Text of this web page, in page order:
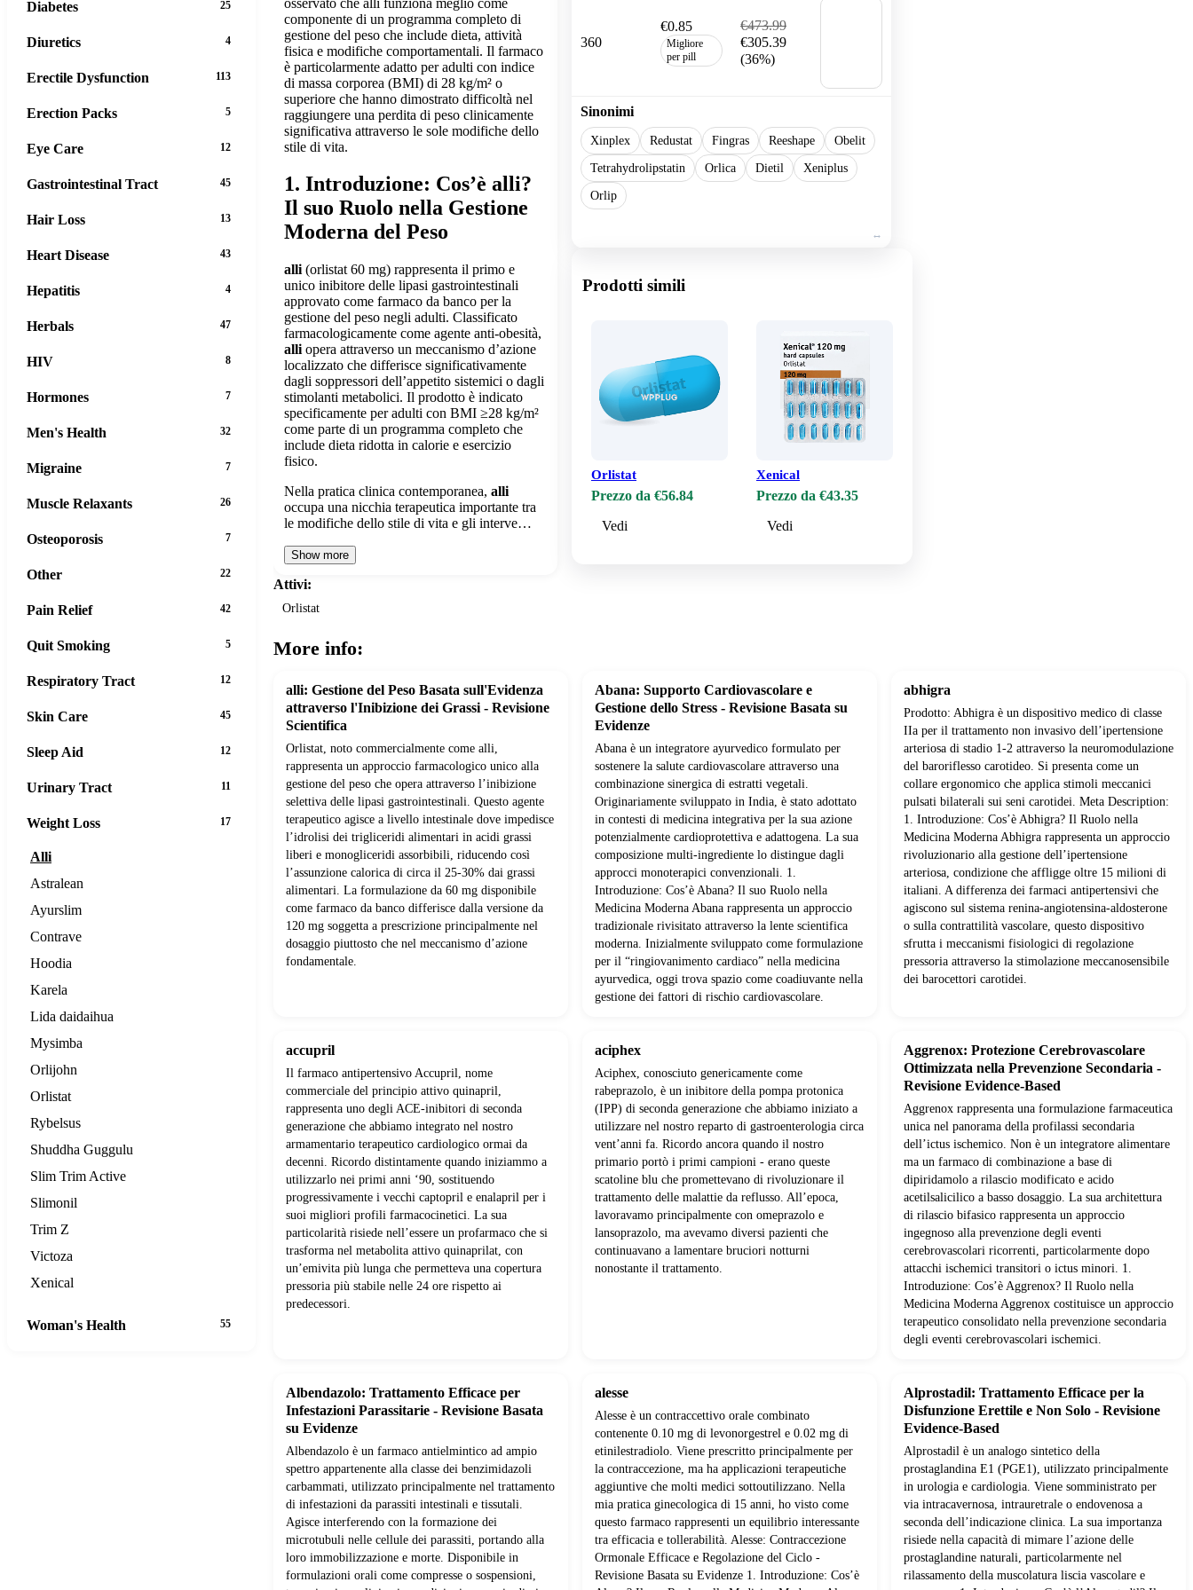
componente di un programma completo di
gestione del peso che include dieta, attività
fisica e modifiche comportamentali. Il farmaco
è particolarmente adatto per adulti con indice
di massa corporea (BMI) di 28 kg/m² o
superiore che hanno dimostrato difficoltà nel
raggiungere una perdita di peso clinicamente
significativa attraverso le sole modifiche dello
stile di vita.
1. Introduzione: Cos’è alli?
Il suo Ruolo nella Gestione
Moderna del Peso
alli (orlistat 60 mg) rappresenta il primo e
unico inibitore delle lipasi gastrointestinali
approvato come farmaco da banco per la
gestione del peso negli adulti. Classificato
farmacologicamente come agente anti-obesità,
alli opera attraverso un meccanismo d’azione
localizzato che differisce significativamente
dagli soppressori dell’appetito sistemici o dagli
stimolanti metabolici. Il prodotto è indicato
specificamente per adulti con BMI ≥28 kg/m²
come parte di un programma completo che
include dieta ridotta in calorie e esercizio
fisico.
Nella pratica clinica contemporanea, alli
occupa una nicchia terapeutica importante tra
le modifiche dello stile di vita e gli interve…
Show more
Attivi:
Orlistat
360
€0.85
Migliore
per pill
€473.99
€305.39
(36%)
Sinonimi
Xinplex Redustat Fingras Reeshape
Obelit
Tetrahydrolipstatin
Orlica Dietil
Xeniplus
Orlip
Prodotti simili
Orlistat
Prezzo da €56.84
Vedi
Xenical
Prezzo da €43.35
Vedi
More info:
alli: Gestione del Peso Basata sull'Evidenza
attraverso l'Inibizione dei Grassi - Revisione
Scientifica
Orlistat, noto commercialmente come alli,
rappresenta un approccio farmacologico unico alla
gestione del peso che opera attraverso l’inibizione
selettiva delle lipasi gastrointestinali. Questo agente
terapeutico agisce a livello intestinale dove impedisce
l’idrolisi dei trigliceridi alimentari in acidi grassi
liberi e monogliceridi assorbibili, riducendo così
l’assunzione calorica di circa il 25-30% dai grassi
alimentari. La formulazione da 60 mg disponibile
come farmaco da banco differisce dalla versione da
120 mg soggetta a prescrizione principalmente nel
dosaggio piuttosto che nel meccanismo d’azione
fondamentale.
Abana: Supporto Cardiovascolare e
Gestione dello Stress - Revisione Basata su
Evidenze
Abana è un integratore ayurvedico formulato per
sostenere la salute cardiovascolare attraverso una
combinazione sinergica di estratti vegetali.
Originariamente sviluppato in India, è stato adottato
in contesti di medicina integrativa per la sua azione
potenzialmente cardioprotettiva e adattogena. La sua
composizione multi-ingrediente lo distingue dagli
approcci monoterapici convenzionali. 1.
Introduzione: Cos’è Abana? Il suo Ruolo nella
Medicina Moderna Abana rappresenta un approccio
tradizionale rivisitato attraverso la lente scientifica
moderna. Inizialmente sviluppato come formulazione
per il “ringiovanimento cardiaco” nella medicina
ayurvedica, oggi trova spazio come coadiuvante nella
gestione dei fattori di rischio cardiovascolare.
abhigra
Prodotto: Abhigra è un dispositivo medico di classe
IIa per il trattamento non invasivo dell’ipertensione
arteriosa di stadio 1-2 attraverso la neuromodulazione
del baroriflesso carotideo. Si presenta come un
collare ergonomico che applica stimoli meccanici
pulsati bilaterali sui seni carotidei. Meta Description:
1. Introduzione: Cos’è Abhigra? Il Ruolo nella
Medicina Moderna Abhigra rappresenta un approccio
rivoluzionario alla gestione dell’ipertensione
arteriosa, condizione che affligge oltre 15 milioni di
italiani. A differenza dei farmaci antipertensivi che
agiscono sul sistema renina-angiotensina-aldosterone
o sulla contrattilità vascolare, questo dispositivo
sfrutta i meccanismi fisiologici di regolazione
pressoria attraverso la stimolazione meccanosensibile
dei barocettori carotidei.
accupril
Il farmaco antipertensivo Accupril, nome
commerciale del principio attivo quinapril,
rappresenta uno degli ACE-inibitori di seconda
generazione che abbiamo integrato nel nostro
armamentario terapeutico cardiologico ormai da
decenni. Ricordo distintamente quando iniziammo a
utilizzarlo nei primi anni ‘90, sostituendo
progressivamente i vecchi captopril e enalapril per i
suoi migliori profili farmacocinetici. La sua
particolarità risiede nell’essere un profarmaco che si
trasforma nel metabolita attivo quinaprilat, con
un’emivita più lunga che permetteva una copertura
pressoria più stabile nelle 24 ore rispetto ai
predecessori.
aciphex
Aciphex, conosciuto genericamente come
rabeprazolo, è un inibitore della pompa protonica
(IPP) di seconda generazione che abbiamo iniziato a
utilizzare nel nostro reparto di gastroenterologia circa
vent’anni fa. Ricordo ancora quando il nostro
primario portò i primi campioni - erano queste
scatoline blu che promettevano di rivoluzionare il
trattamento delle malattie da reflusso. All’epoca,
lavoravamo principalmente con omeprazolo e
lansoprazolo, ma avevamo diversi pazienti che
continuavano a lamentare bruciori notturni
nonostante il trattamento.
Aggrenox: Protezione Cerebrovascolare
Ottimizzata nella Prevenzione Secondaria -
Revisione Evidence-Based
Aggrenox rappresenta una formulazione farmaceutica
unica nel panorama della profilassi secondaria
dell’ictus ischemico. Non è un integratore alimentare
ma un farmaco di combinazione a base di
dipiridamolo a rilascio modificato e acido
acetilsalicilico a basso dosaggio. La sua architettura
di rilascio bifasico rappresenta un approccio
ingegnoso alla prevenzione degli eventi
cerebrovascolari ricorrenti, particolarmente dopo
attacchi ischemici transitori o ictus minori. 1.
Introduzione: Cos’è Aggrenox? Il Ruolo nella
Medicina Moderna Aggrenox costituisce un approccio
terapeutico consolidato nella prevenzione secondaria
degli eventi cerebrovascolari ischemici.
Albendazolo: Trattamento Efficace per
Infestazioni Parassitarie - Revisione Basata
su Evidenze
Albendazolo è un farmaco antielmintico ad ampio
spettro appartenente alla classe dei benzimidazoli
carbammati, utilizzato principalmente nel trattamento
di infestazioni da parassiti intestinali e tissutali.
Agisce interferendo con la formazione dei
microtubuli nelle cellule dei parassiti, portando alla
loro immobilizzazione e morte. Disponibile in
formulazioni orali come compresse o sospensioni,
alesse
Alesse è un contraccettivo orale combinato
contenente 0.10 mg di levonorgestrel e 0.02 mg di
etinilestradiolo. Viene prescritto principalmente per
la contraccezione, ma ha applicazioni terapeutiche
aggiuntive che molti medici sottoutilizzano. Nella
mia pratica ginecologica di 15 anni, ho visto come
questo farmaco rappresenti un equilibrio interessante
tra efficacia e tollerabilità. Alesse: Contraccezione
Ormonale Efficace e Regolazione del Ciclo -
Revisione Basata su Evidenze 1. Introduzione: Cos’è
Alprostadil: Trattamento Efficace per la
Disfunzione Erettile e Non Solo - Revisione
Evidence-Based
Alprostadil è un analogo sintetico della
prostaglandina E1 (PGE1), utilizzato principalmente
in urologia e cardiologia. Viene somministrato per
via intracavernosa, intrauretrale o endovenosa a
seconda dell’indicazione clinica. La sua importanza
risiede nella capacità di mimare l’azione delle
prostaglandine naturali, particolarmente nel
rilassamento della muscolatura liscia vascolare e
Diabetes 25
Diuretics 4
Erectile Dysfunction 113
Erection Packs 5
Eye Care 12
Gastrointestinal Tract 45
Hair Loss 13
Heart Disease 43
Hepatitis 4
Herbals 47
HIV 8
Hormones 7
Men's Health 32
Migraine 7
Muscle Relaxants 26
Osteoporosis 7
Other 22
Pain Relief 42
Quit Smoking 5
Respiratory Tract 12
Skin Care 45
Sleep Aid 12
Urinary Tract 11
Weight Loss 17
Alli
Astralean
Ayurslim
Contrave
Hoodia
Karela
Lida daidaihua
Mysimba
Orlijohn
Orlistat
Rybelsus
Shuddha Guggulu
Slim Trim Active
Slimonil
Trim Z
Victoza
Xenical
Woman's Health 55